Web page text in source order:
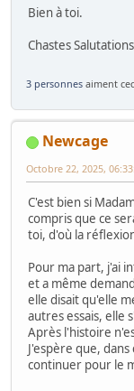
Bien à toi.
Chastes Salutations
3 personnes aiment
Newcage
Octobre 22, 2025,
C'est bien si
compris que ce
toi, d'où la
Pour ma part, j'ai
et a même
elle disait qu'elle
autres essais, elle
Après l'histoire
J'espère que,
continuer pour le